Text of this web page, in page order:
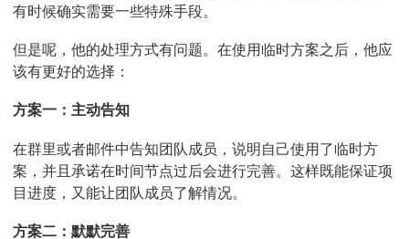
有时候确实需要一些特殊手段。
但是呢，他的处理方式有问题。在使用临时方案之后，他应
该有更好的选择：
方案一：主动告知
在群里或者邮件中告知团队成员，说明自己使用了临时方
案，并且承诺在时间节点过后会进行完善。这样既能保证项
目进度，又能让团队成员了解情况。
方案二：默默完善